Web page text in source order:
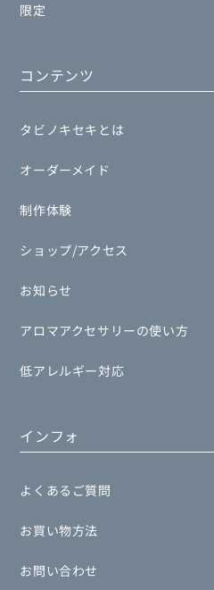
限定
コンテンツ
タビノキセキとは
オーダーメイド
制作体験
ショップ/アクセス
お知らせ
アロマアクセサリーの使い方
低アレルギー対応
インフォ
よくあるご質問
お買い物方法
お問い合わせ